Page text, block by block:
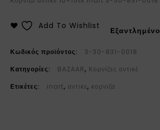
Εξαντλημένο
Add To Wishlist
Κωδικός προϊόντος:
3-30-831-0018
Κατηγορίες:
BAZAAR, Κορνίζες αντικέ
Ετικέτες:
inart, αντικε, κορνιζα